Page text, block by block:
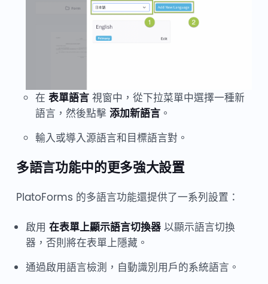
在 表單語言視窗中，從下拉菜單中選擇一種新
語言，然後點擊 添加新語言。
輸入或導入源語言和目標語言對。
多語言功能中的更多強大設置
PlatoForms 的多語言功能還提供了一系列設置：
啟用 在表單上顯示語言切換器以顯示語言切換
器，否則將在表單上隱藏。
通過啟用語言檢測，自動識別用戶的系統語言。